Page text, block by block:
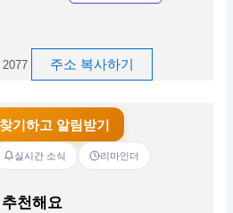
주소 복사하기
기하고 알림받기
실시간 소식 리마인더
천해요